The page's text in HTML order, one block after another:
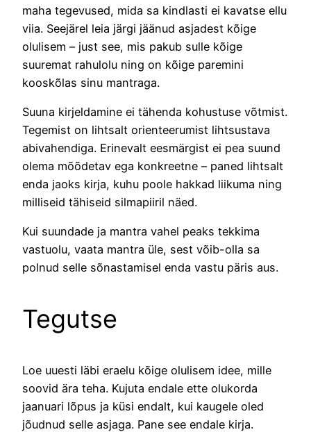
maha tegevused, mida sa kindlasti ei kavatse ellu
viia. Seejärel leia järgi jäänud asjadest kõige
olulisem – just see, mis pakub sulle kõige
suuremat rahulolu ning on kõige paremini
kooskõlas sinu mantraga.
Suuna kirjeldamine ei tähenda kohustuse võtmist.
Tegemist on lihtsalt orienteerumist lihtsustava
abivahendiga. Erinevalt eesmärgist ei pea suund
olema mõõdetav ega konkreetne – paned lihtsalt
enda jaoks kirja, kuhu poole hakkad liikuma ning
milliseid tähiseid silmapiiril näed.
Kui suundade ja mantra vahel peaks tekkima
vastuolu, vaata mantra üle, sest võib-olla sa
polnud selle sõnastamisel enda vastu päris aus.
Tegutse
Loe uuesti läbi eraelu kõige olulisem idee, mille
soovid ära teha. Kujuta endale ette olukorda
jaanuari lõpus ja küsi endalt, kui kaugele oled
jõudnud selle asjaga. Pane see endale kirja.